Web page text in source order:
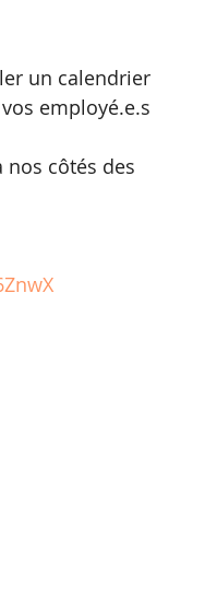
un calendrier
employé.e.s
nos côtés des